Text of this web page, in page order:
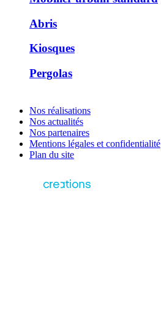
Abris
Kiosques
Pergolas
Nos réalisations
Nos actualités
Nos partenaires
Mentions légales et confidentialité
Plan du site